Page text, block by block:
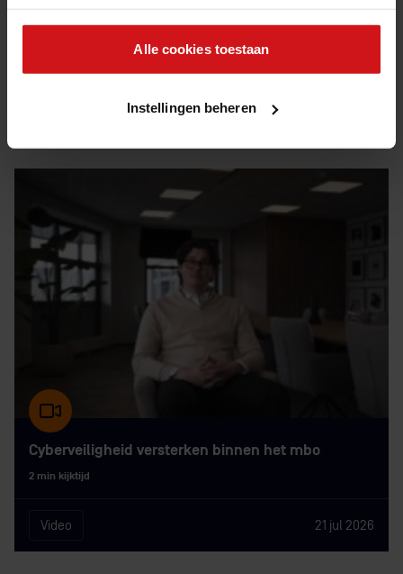
Alle cookies toestaan
Instellingen beheren
Cyberveiligheid versterken binnen het mbo
2 min kijktijd
Video 21 jul 2026